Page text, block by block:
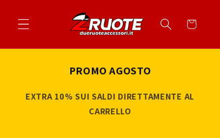
Vai al piè di página
Apri widget di accessibilità
ai contenuti
Carrello
PROMO AGOSTO
EXTRA 10% SUI SALDI DIRETTAMENTE AL
CARRELLO